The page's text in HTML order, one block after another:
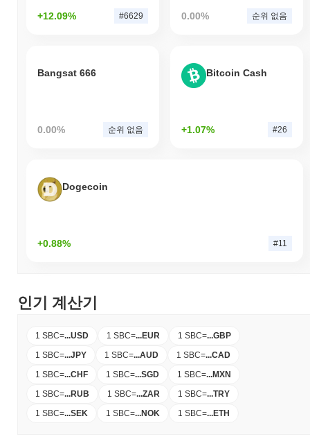
+12.09% #6629 0.00% 순위 없음
Bangsat 666
0.00% 순위 없음
Bitcoin Cash
+1.07% #26
Dogecoin
+0.88% #11
인기 계산기
1 SBC=...USD 1 SBC=...EUR 1 SBC=...GBP
1 SBC=...JPY 1 SBC=...AUD 1 SBC=...CAD
1 SBC=...CHF 1 SBC=...SGD 1 SBC=...MXN
1 SBC=...RUB 1 SBC=...ZAR 1 SBC=...TRY
1 SBC=...SEK 1 SBC=...NOK 1 SBC=...ETH